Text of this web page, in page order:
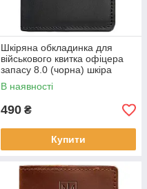
Шкіряна обкладинка для
військового квитка офіцера
запасу 8.0 (чорна) шкіра
Crazy Horse
В наявності
490 ₴
Купити